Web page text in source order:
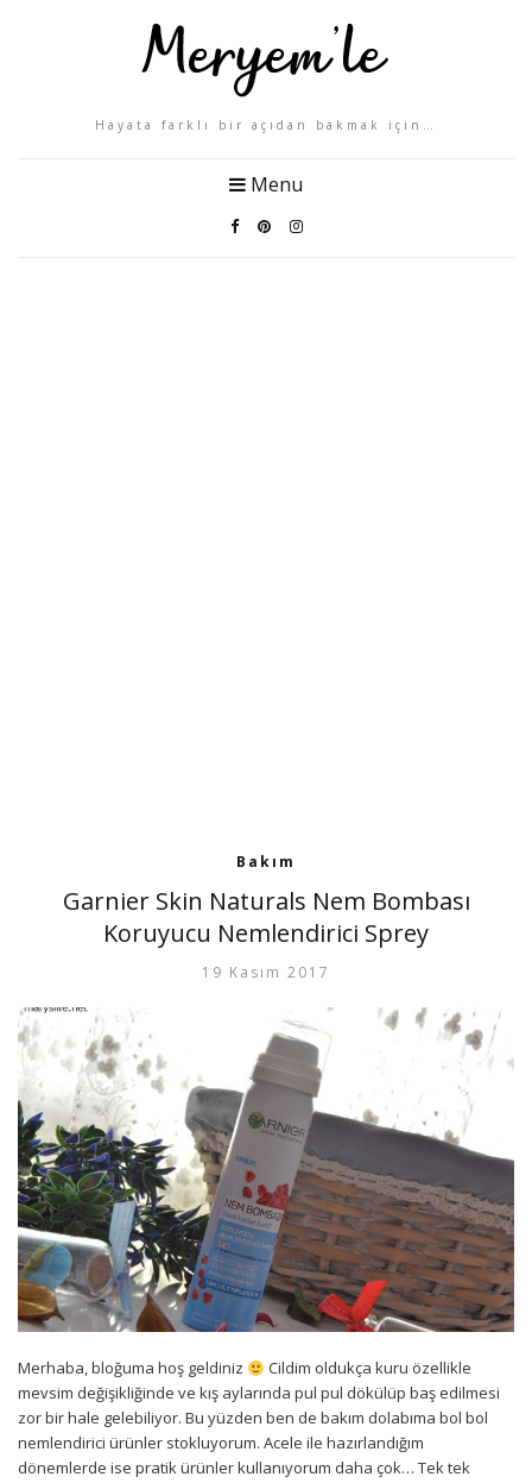
Hayata farklı bir açıdan bakmak için…
Menu
Bakım
Garnier Skin Naturals Nem Bombası
Koruyucu Nemlendirici Sprey
19 Kasım 2017
Merhaba, bloğuma hoş geldiniz
Cildim oldukça kuru özellikle
mevsim değişikliğinde ve kış aylarında pul pul dökülüp baş edilmesi
zor bir hale gelebiliyor. Bu yüzden ben de bakım dolabıma bol bol
nemlendirici ürünler stokluyorum. Acele ile hazırlandığım
dönemlerde ise pratik ürünler kullanıyorum daha çok… Tek tek